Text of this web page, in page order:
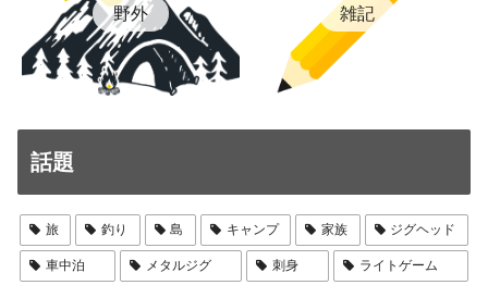
野外 雑記
話題
旅 釣り 島 キャンプ 家族 ジグヘッド
車中泊 メタルジグ 刺身 ライトゲーム